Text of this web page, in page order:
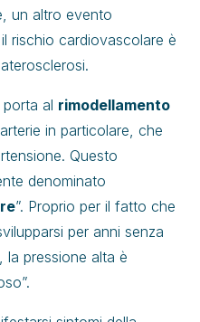
un altro evento
rischio cardiovascolare è
al rimodellamento
in particolare, che
Questo
denominato
”. Proprio per il fatto che
per anni senza
la pressione alta è